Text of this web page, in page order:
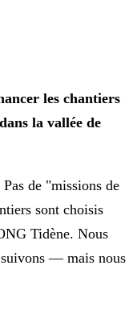
les chantiers
la vallée de
de "missions de
sont choisis
Tidène. Nous
suivons — mais nous